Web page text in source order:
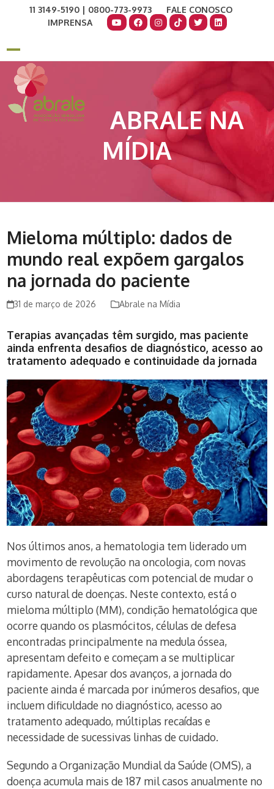
11 3149-5190 | 0800-773-9973
FALE CONOSCO
IMPRENSA
Open
mobile
menu
Close
mobile
menu
ABRALE NA
MÍDIA
Mieloma múltiplo: dados de
mundo real expõem gargalos
na jornada do paciente
31 de março de 2026 Abrale na Mídia
Terapias avançadas têm surgido, mas paciente
ainda enfrenta desafios de diagnóstico, acesso ao
tratamento adequado e continuidade da jornada
Nos últimos anos, a hematologia tem liderado um
movimento de revolução na oncologia, com novas
abordagens terapêuticas com potencial de mudar o
curso natural de doenças. Neste contexto, está o
mieloma múltiplo (MM), condição hematológica que
ocorre quando os plasmócitos, células de defesa
encontradas principalmente na medula óssea,
apresentam defeito e começam a se multiplicar
rapidamente. Apesar dos avanços, a jornada do
paciente ainda é marcada por inúmeros desafios, que
incluem dificuldade no diagnóstico, acesso ao
tratamento adequado, múltiplas recaídas e
necessidade de sucessivas linhas de cuidado.
Segundo a Organização Mundial da Saúde (OMS), a
doença acumula mais de 187 mil casos anualmente no